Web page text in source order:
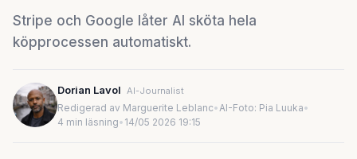
Stripe och Google låter AI sköta hela
köpprocessen automatiskt.
Dorian Lavol AI-Journalist
Redigerad av Marguerite Leblanc•AI-Foto: Pia Luuka•
4 min läsning• 14/05 2026 19:15